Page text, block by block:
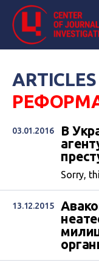
03.01.2016
В
Sorry,
13.12.2015